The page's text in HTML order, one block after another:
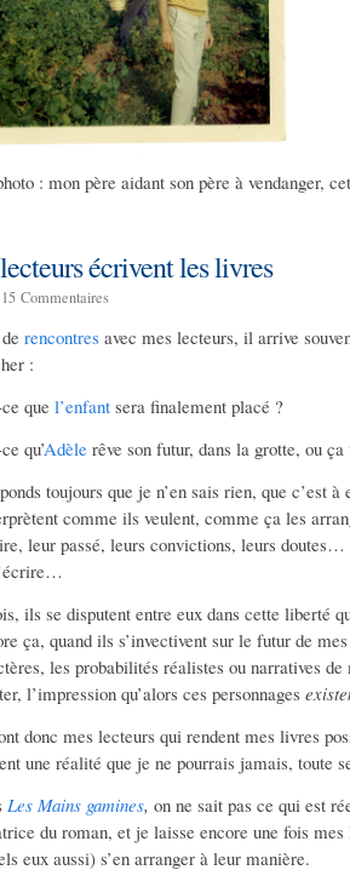
: mon père aidant son père à vendanger,
écrivent les livres
15 Commentaires
rencontres avec mes lecteurs, il arrive
:
que l’enfant sera finalement placé ?
qu’Adèle rêve son futur, dans la grotte, ou
toujours que je n’en sais rien, que c’est
comme ils veulent, comme ça les
leur passé, leurs convictions, leurs doutes…
ils se disputent entre eux dans cette liberté
ça, quand ils s’invectivent sur le futur de
les probabilités réalistes ou narratives de
l’impression qu’alors ces personnages
donc mes lecteurs qui rendent mes livres
une réalité que je ne pourrais jamais, toute
Les Mains gamines, on ne sait pas ce qui est
du roman, et je laisse encore une fois
eux aussi) s’en arranger à leur manière.